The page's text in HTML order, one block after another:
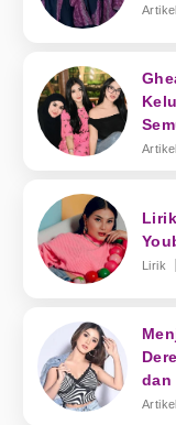
Artikel
Artikel
Lirik
dan
Artikel